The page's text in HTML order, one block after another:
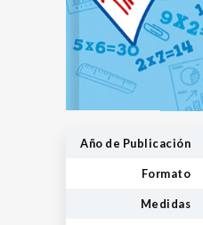
Año de Publicación
Formato
Medidas